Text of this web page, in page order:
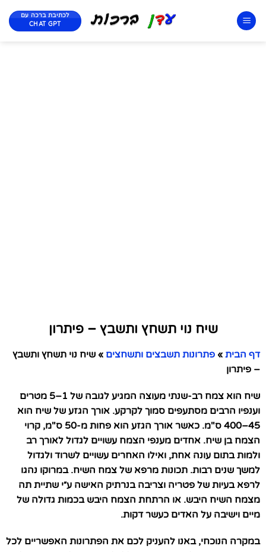
לכתיבת ברכה עם
CHAT GPT
שיח נוי תשחץ ותשבץ – פיתרון
דף הבית » פתרונות תשבצים ותשחצים » שיח נוי תשחץ ותשבץ
– פיתרון
שיח הוא צמח רב-שנתי מעוצה המגיע לגובה של 1–5 מטרים
וענפיו הרבים מסתעפים סמוך לקרקע. אורך הגזע של שיח הוא
45–400 ס"מ. כאשר אורך הגזע הוא פחות מ-50 ס"מ, קרוי
הצמח בן שיח. אחדים מענפי הצמח עשויים לגדול לאורך רב
ולמות בתום עונה אחת, ואילו האחרים עשויים לשרוד ולגדול
למשך שנים רבות. תכונות מרפא של צמח השיח. במרוקו נהגו
לרפא בעיות של פטריה וצריבה בנרתיק האישה ע״י שתיית תה
מצמח השיח היבש. או הרתחת הצמח היבש בכמות גדולה של
מיים וישיבה על האדים כעשר דקות.
במקרה הנוכחי, באנו להעניק לכם את הפתרונות האפשריים לכל